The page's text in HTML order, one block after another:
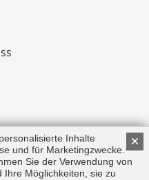
×
Inhalte
und für Marketingzwecke.
Sie der Verwendung von
Ihre Möglichkeiten, sie zu